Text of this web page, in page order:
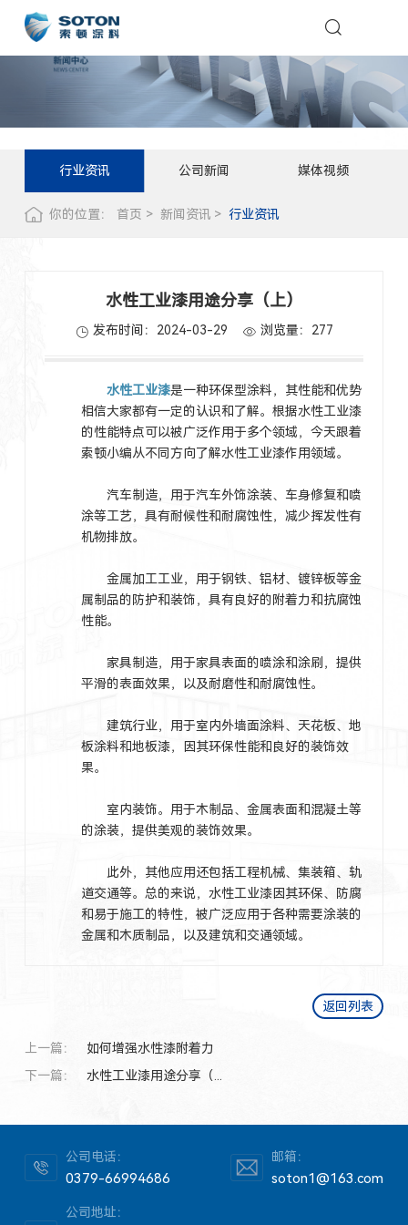
行业资讯 公司新闻 媒体视频
你的位置： 首页 新闻资讯 行业资讯
水性工业漆用途分享（上）
发布时间：2024-03-29 浏览量： 277
水性工业漆是一种环保型涂料，其性能和优势
相信大家都有一定的认识和了解。根据水性工业漆
的性能特点可以被广泛作用于多个领域，今天跟着
索顿小编从不同方向了解水性工业漆作用领域。
汽车制造，用于汽车外饰涂装、车身修复和喷
涂等工艺，具有耐候性和耐腐蚀性，减少挥发性有
机物排放。
金属加工工业，用于钢铁、铝材、镀锌板等金
属制品的防护和装饰，具有良好的附着力和抗腐蚀
性能。
家具制造，用于家具表面的喷涂和涂刷，提供
平滑的表面效果，以及耐磨性和耐腐蚀性。
建筑行业，用于室内外墙面涂料、天花板、地
板涂料和地板漆，因其环保性能和良好的装饰效
果。
室内装饰。用于木制品、金属表面和混凝土等
的涂装，提供美观的装饰效果。
此外，其他应用还包括工程机械、集装箱、轨
道交通等。总的来说，水性工业漆因其环保、防腐
和易于施工的特性，被广泛应用于各种需要涂装的
金属和木质制品，以及建筑和交通领域。
返回列表
上一篇：
如何增强水性漆附着力
下一篇：
水性工业漆用途分享（...
公司电话：
0379-66994686
邮箱：
soton1@163.com
公司地址：